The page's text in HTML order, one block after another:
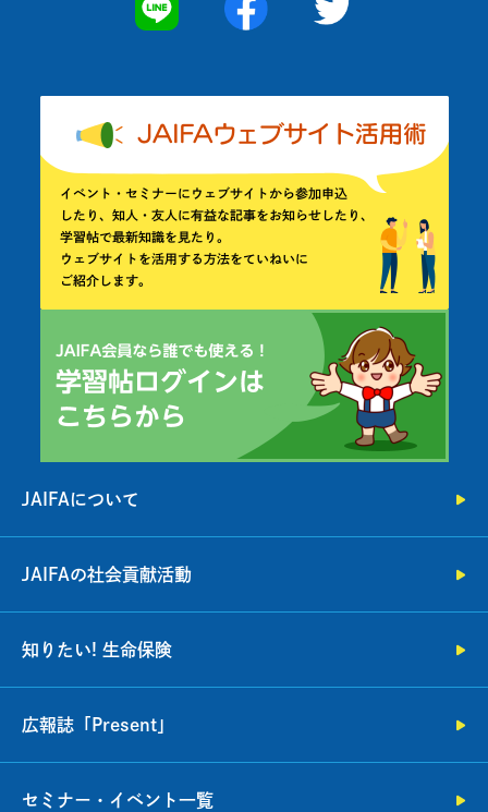
JAIFAについて
JAIFAの社会貢献活動
知りたい! 生命保険
広報誌「Present」
セミナー・イベント一覧